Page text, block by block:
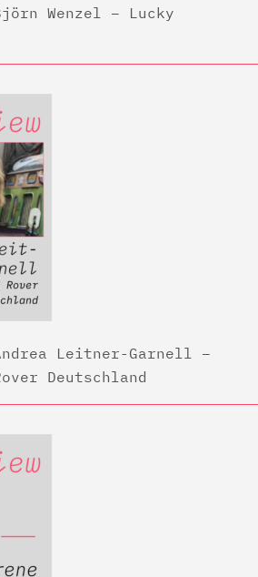
Wenzel – Lucky
Leitner-Garnell –
Deutschland